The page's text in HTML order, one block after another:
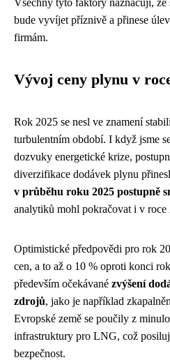
bude vyvíjet příznivě a přinese
firmám.
Vývoj ceny plynu v
Rok 2025 se nesl ve znamení
turbulentním období. I když jsme
dozvuky energetické krize,
diverzifikace dodávek plynu
v průběhu roku 2025 postupně
analytiků mohl pokračovat i v roce
Optimistické předpovědi pro rok
cen, a to až o 10 % oproti konci
především očekávané zvýšení
zdrojů, jako je například
Evropské země se poučily z
infrastruktury pro LNG, což
bezpečnost.